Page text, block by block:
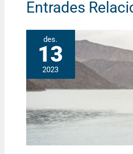
Entrades
des.
13
2023